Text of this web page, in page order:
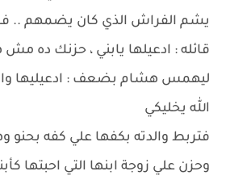
يشم الفراش الذي كان يضمهم ..
قائله : ادعيلها يابني ، حزنك ده
ليهمس هشام بضعف : ادعيليها
الله يخليكي
فتربط والدته بكفها علي كفه
وحزن علي زوجة ابنها التي احبتها